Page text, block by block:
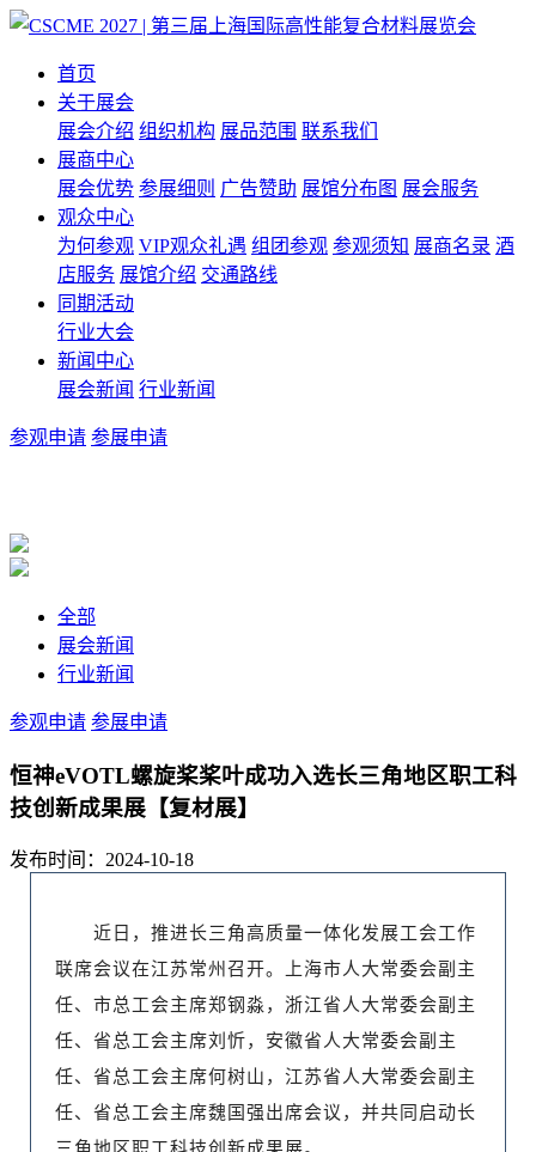
首页
关于展会
展会介绍 组织机构 展品范围 联系我们
展商中心
展会优势 参展细则 广告赞助 展馆分布图 展会服务
观众中心
为何参观 VIP观众礼遇 组团参观 参观须知 展商名录 酒
店服务 展馆介绍 交通路线
同期活动
行业大会
新闻中心
展会新闻 行业新闻
参观申请 参展申请
全部
展会新闻
行业新闻
参观申请 参展申请
恒神eVOTL螺旋桨桨叶成功入选长三角地区职工科
技创新成果展【复材展】
发布时间：2024-10-18
近日，推进长三角高质量一体化发展工会工作
联席会议在江苏常州召开。上海市人大常委会副主
任、市总工会主席郑钢淼，浙江省人大常委会副主
任、省总工会主席刘忻，安徽省人大常委会副主
任、省总工会主席何树山，江苏省人大常委会副主
任、省总工会主席魏国强出席会议，并共同启动长